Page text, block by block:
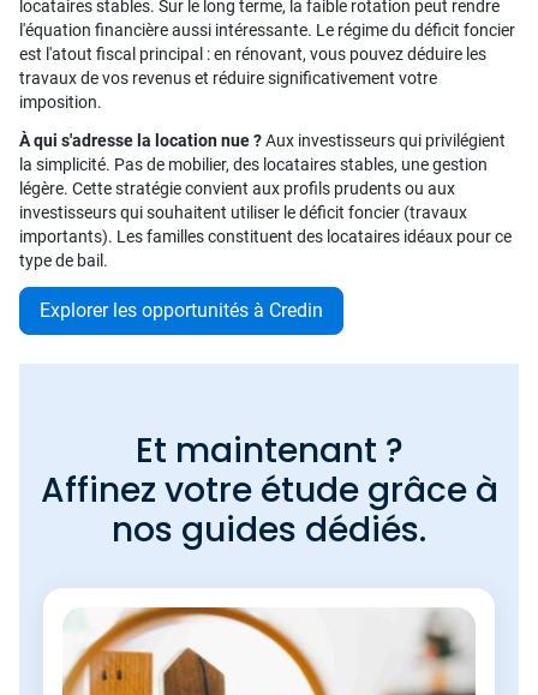
locataires stables. Sur le long terme, la faible rotation peut rendre
l'équation financière aussi intéressante. Le régime du déficit foncier
est l'atout fiscal principal : en rénovant, vous pouvez déduire les
travaux de vos revenus et réduire significativement votre
imposition.
À qui s'adresse la location nue ?Aux investisseurs qui privilégient
la simplicité. Pas de mobilier, des locataires stables, une gestion
légère. Cette stratégie convient aux profils prudents ou aux
investisseurs qui souhaitent utiliser le déficit foncier (travaux
importants). Les familles constituent des locataires idéaux pour ce
type de bail.
Explorer les opportunités à Credin
Et maintenant ?
Affinez votre étude grâce à
nos guides dédiés.